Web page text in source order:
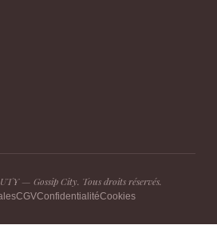
— Gossip City. Tous droits réservés.
CGVConfidentialitéCookies